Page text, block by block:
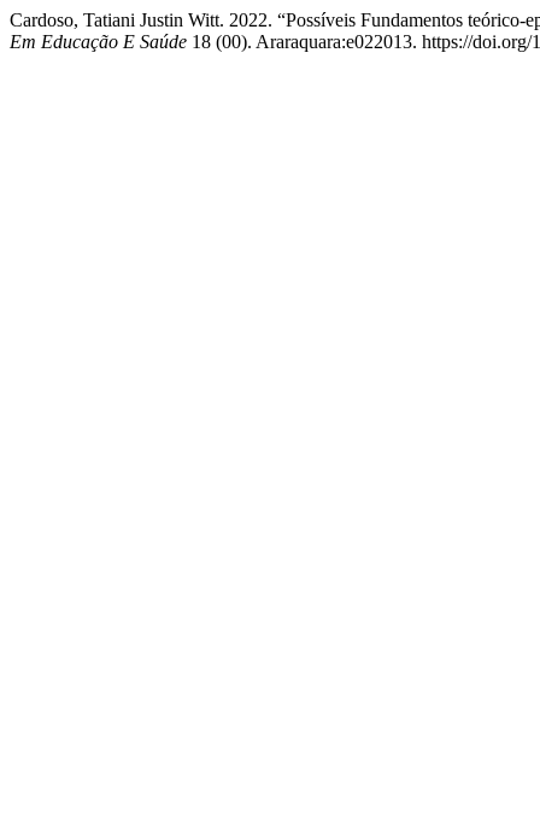
Cardoso, Tatiani Justin Witt. 2022. “Possíveis Fundamentos
Em Educação E Saúde 18 (00). Araraquara:e022013. https://